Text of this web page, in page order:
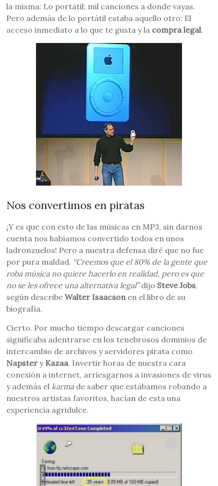
la misma: Lo portátil; mil canciones a donde vayas.
Pero además de lo portátil estaba aquello otro: El
acceso inmediato a lo que te gusta y la compra legal.
Nos convertimos en piratas
¡Y es que con esto de las músicas en MP3, sin darnos
cuenta nos habíamos convertido todos en unos
ladronzuelos! Pero a nuestra defensa diré que no fue
por pura maldad. “Creemos que el 80% de la gente que
roba música no quiere hacerlo en realidad, pero es que
no se les ofrece una alternativa legal”dijo Steve Jobs,
según describeWalter Isaacson en el libro de su
biografía.
Cierto. Por mucho tiempo descargar canciones
significaba adentrarse en los tenebrosos dominios de
intercambio de archivos y servidores pirata como
Napster y Kazaa. Invertir horas de nuestra cara
conexión a internet, arriesgarnos a invasiones de virus
y además el karmade saber que estábamos robando a
nuestros artistas favoritos, hacían de esta una
experiencia agridulce.